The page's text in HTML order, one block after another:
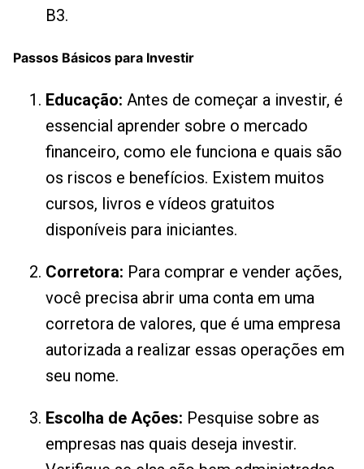
B3.
Passos Básicos para Investir
Educação: Antes de começar a investir, é
essencial aprender sobre o mercado
financeiro, como ele funciona e quais são
os riscos e benefícios. Existem muitos
cursos, livros e vídeos gratuitos
disponíveis para iniciantes.
Corretora: Para comprar e vender ações,
você precisa abrir uma conta em uma
corretora de valores, que é uma empresa
autorizada a realizar essas operações em
seu nome.
Escolha de Ações: Pesquise sobre as
empresas nas quais deseja investir.